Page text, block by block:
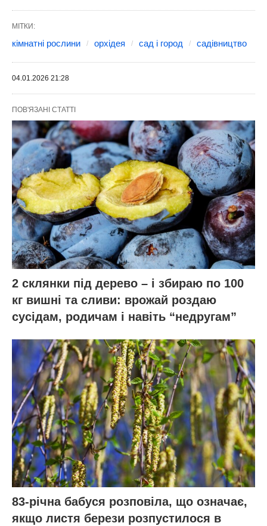
МІТКИ:
кімнатні рослини орхідея сад і город садівництво
04.01.2026 21:28
ПОВ'ЯЗАНІ СТАТТІ
2 склянки під дерево – і збираю по 100
кг вишні та сливи: врожай роздаю
сусідам, родичам і навіть “недругам”
83-річна бабуся розповіла, що означає,
якщо листя берези розпустилося в